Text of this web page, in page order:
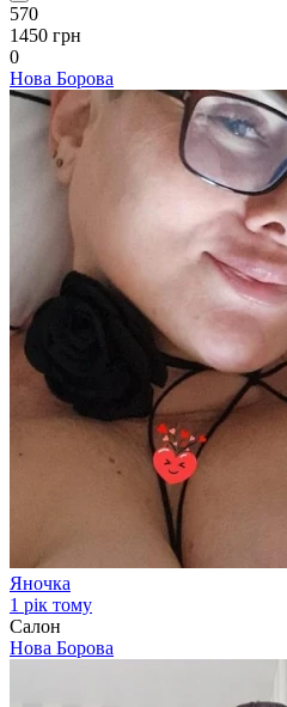
570
1450 грн
0
Нова Борова
Яночка
1 рік тому
Салон
Нова Борова